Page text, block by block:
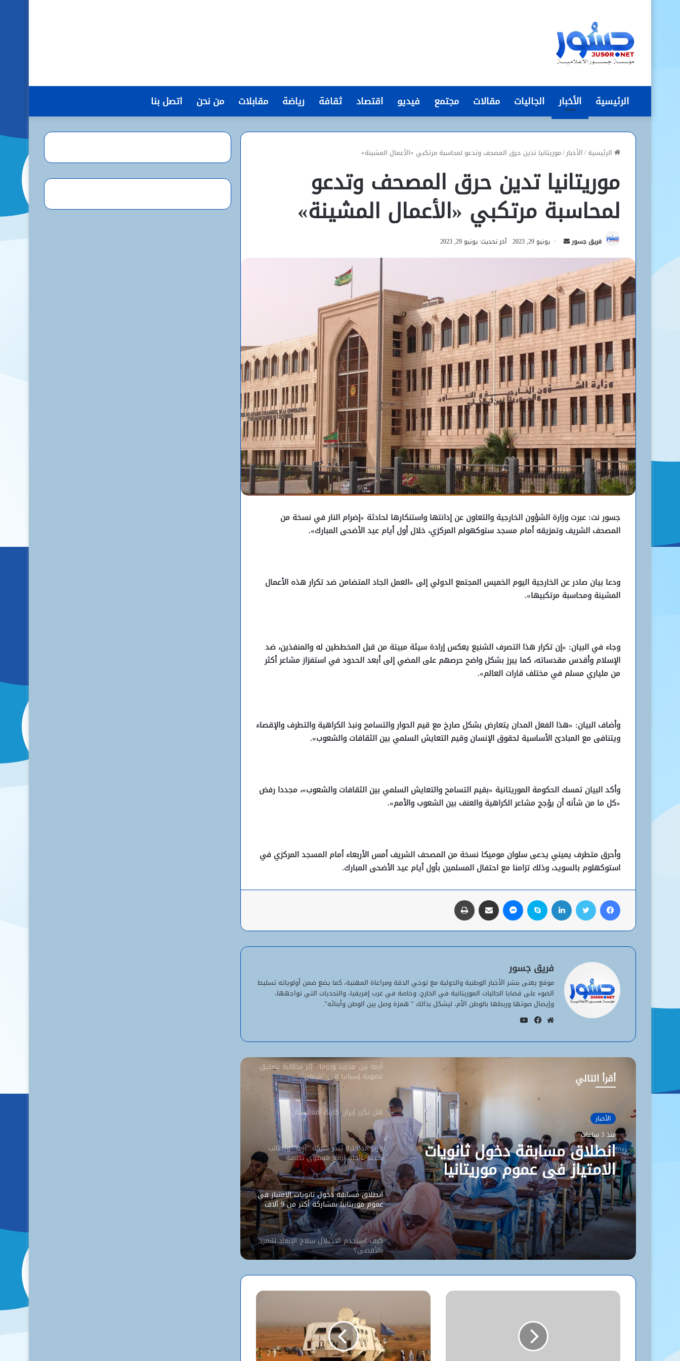
الرئيسية الأخبار الجاليات مقالات مجتمع فيديو اقتصاد ثقافة رياضة مقابلات من نحن اتصل بنا
الرئيسية/الأخبار/موريتانيا تدين حرق المصحف وتدعو لمحاسبة مرتكبي «الأعمال المشينة»
موريتانيا تدين حرق المصحف وتدعو
لمحاسبة مرتكبي «الأعمال المشينة»
فريق جسور
أرسل يونيو 29, 2023 آخر تحديث: يونيو 29, 2023
جسور نت: عبرت وزارة الشؤون الخارجية والتعاون عن إدانتها واستنكارها لحادثة «إضرام النار في نسخة من
المصحف الشريف وتمزيقه أمام مسجد ستوكهولم المركزي، خلال أول أيام عيد الأضحى المبارك».
ودعا بيان صادر عن الخارجية اليوم الخميس المجتمع الدولي إلى «العمل الجاد المتضامن ضد تكرار هذه الأعمال
المشينة ومحاسبة مرتكبيها».
وجاء في البيان: «إن تكرار هذا التصرف الشنيع يعكس إرادة سيئة مبيتة من قبل المخططين له والمنفذين، ضد
الإسلام وأقدس مقدساته، كما يبرز بشكل واضح حرصهم على المضي إلى أبعد الحدود في استفزاز مشاعر أكثر
من ملياري مسلم في مختلف قارات العالم».
وأضاف البيان: «هذا الفعل المدان يتعارض بشكل صارخ مع قيم الحوار والتسامح ونبذ الكراهية والتطرف والإقصاء
ويتنافى مع المبادئ الأساسية لحقوق الإنسان وقيم التعايش السلمي بين الثقافات والشعوب».
وأكد البيان تمسك الحكومة الموريتانية «بقيم التسامح والتعايش السلمي بين الثقافات والشعوب»، مجددا رفض
«كل ما من شأنه أن يؤجج مشاعر الكراهية والعنف بين الشعوب والأمم».
وأحرق متطرف يميني يدعى سلوان موميكا نسخة من المصحف الشريف أمس الأربعاء أمام المسجد المركزي في
استوكهلوم بالسويد، وذلك تزامنا مع احتفال المسلمين بأول أيام عيد الأضحى المبارك.
فيسبوك تويتر لينكدإن سكايب ماسنجر مشاركة عبر البريد
فريق جسور
موقع يعنى بنشر الأخبار الوطنية والدولية مع توخي الدقة ومراعاة المهنية، كما يضع ضمن أولوياته تسليط
الضوء على قضايا الجاليات الموريتانية في الخارج، وخاصة في غرب إفريقيا، والتحديات التي تواجهها،
وإيصال صوتها وربطها بالوطن الأم، ليشكل بذالك ” همزة وصل بين الوطن وأبنائه”.
الويب
أقرأ التالي
الأخبار
منذ 3 ساعات
انطلاق مسابقة دخول ثانويات
الامتياز في عموم موريتانيا
بمشاركة أكثر من 9 آلاف مترشح
الحوض الشرقي وكوركول (الجمعة)
ولد أجاي: الإصلاحات الاقتصادية خلال الـ7
استقلالية وسيادة
“بنكيلي” يتصدر خدمات الدفع الإلكتروني
بـ1.1 مليون معاملة يومياً
أزمة بين مدريد وروما.. إثر مطالبة بتعليق
عضوية إسبانيا في “شنغن”
هل تكرر إيران كارثة أفغانستان؟
وزير الداخلية يُنذر شركة “آرما” ويُطالب
بخطة عاجلة لرفع مستوى نظافة
نواكشوط
انطلاق مسابقة دخول ثانويات الامتياز في
عموم موريتانيا بمشاركة أكثر من 9 آلاف
مترشح
كيف استخدم الاحتلال سلاح الإبعاد للتفرد
بالأقصى؟
شبكة التساقطات المطرية في ولايتي
الحوض الشرقي وكوركول (الجمعة)